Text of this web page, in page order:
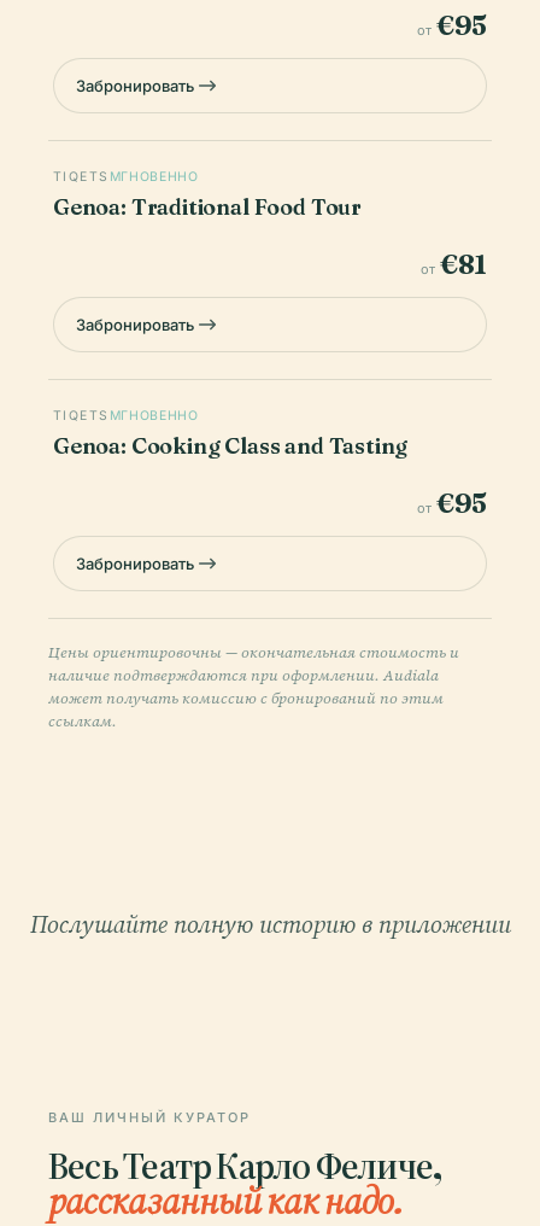
от €95
Забронировать
TIQETS МГНОВЕННО
Genoa: Traditional Food Tour
от €81
Забронировать
TIQETS МГНОВЕННО
Genoa: Cooking Class and Tasting
от €95
Забронировать
Цены ориентировочны — окончательная стоимость и
наличие подтверждаются при оформлении. Audiala
может получать комиссию с бронирований по этим
ссылкам.
Послушайте полную историю в приложении
ВАШ ЛИЧНЫЙ КУРАТОР
Весь Театр Карло Феличе,
рассказанный как надо.